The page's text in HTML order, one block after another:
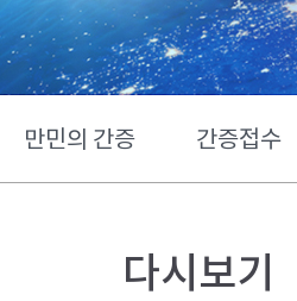
만민의 간증 간증접수
다시보기